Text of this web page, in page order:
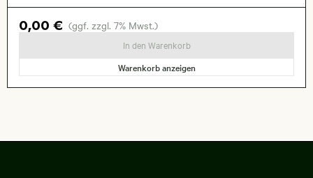
0,00 € (ggf. zzgl. 7% Mwst.)
In den Warenkorb
Warenkorb anzeigen